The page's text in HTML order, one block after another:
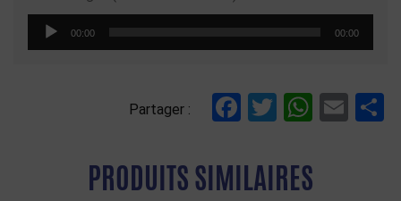
Lecteur
00:00 00:00
Partager : Facebook
Twitter
PRODUITS SIMILAIRES